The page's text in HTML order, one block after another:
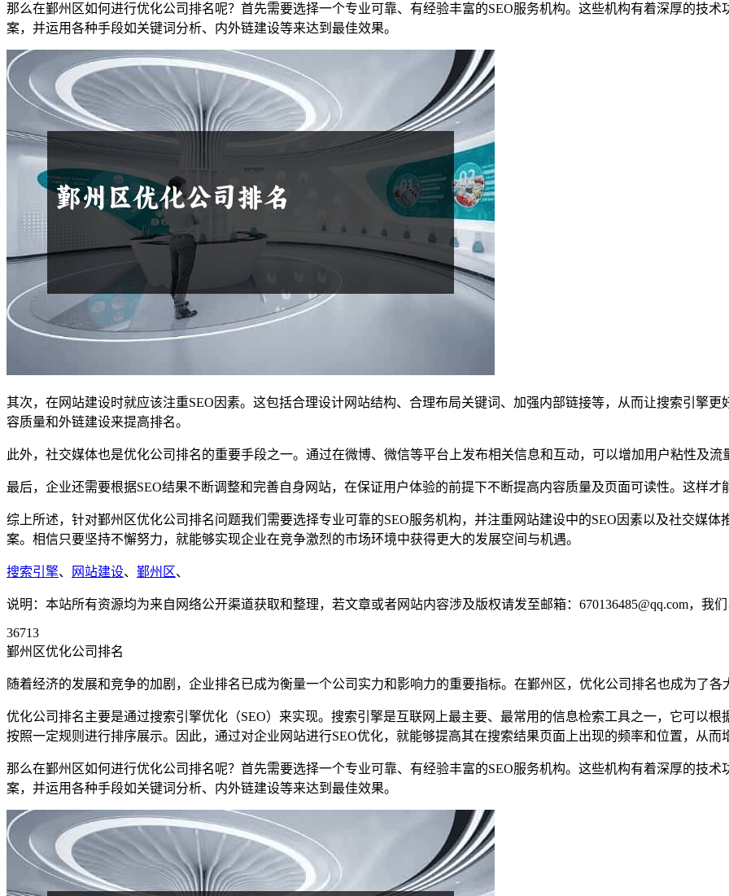
那么在鄞州区如何进行优化公司排名呢？首先需要选择一个专业可靠、有经验丰富的SEO服务机构。这些机构有着深厚的技
案，并运用各种手段如关键词分析、内外链建设等来达到最佳效果。
其次，在网站建设时就应该注重SEO因素。这包括合理设计网站结构、合理布局关键词、加强内部链接等，从而让搜索引擎
容质量和外链建设来提高排名。
此外，社交媒体也是优化公司排名的重要手段之一。通过在微博、微信等平台上发布相关信息和互动，可以增加用户粘性及
最后，企业还需要根据SEO结果不断调整和完善自身网站，在保证用户体验的前提下不断提高内容质量及页面可读性。这样
综上所述，针对鄞州区优化公司排名问题我们需要选择专业可靠的SEO服务机构，并注重网站建设中的SEO因素以及社交媒
案。相信只要坚持不懈努力，就能够实现企业在竞争激烈的市场环境中获得更大的发展空间与机遇。
搜索引擎、 网站建设、 鄞州区、
说明：本站所有资源均为来自网络公开渠道获取和整理，若文章或者网站内容涉及版权请发至邮箱：670136485@qq.com，我
36713
鄞州区优化公司排名
随着经济的发展和竞争的加剧，企业排名已成为衡量一个公司实力和影响力的重要指标。在鄞州区，优化公司排名也成为了各
优化公司排名主要是通过搜索引擎优化（SEO）来实现。搜索引擎是互联网上最主要、最常用的信息检索工具之一，它可以
按照一定规则进行排序展示。因此，通过对企业网站进行SEO优化，就能够提高其在搜索结果页面上出现的频率和位置，从
那么在鄞州区如何进行优化公司排名呢？首先需要选择一个专业可靠、有经验丰富的SEO服务机构。这些机构有着深厚的技
案，并运用各种手段如关键词分析、内外链建设等来达到最佳效果。